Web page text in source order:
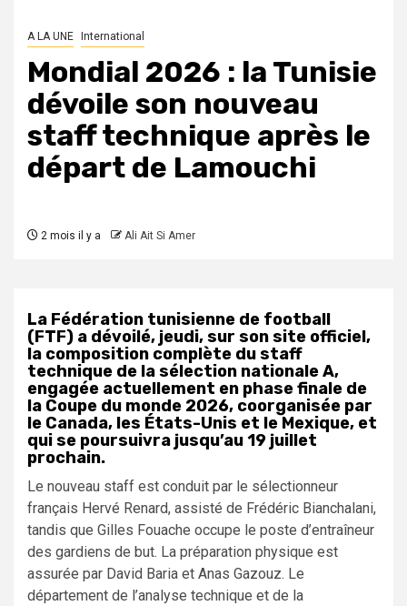
A LA UNE International
Mondial 2026 : la Tunisie
dévoile son nouveau
staff technique après le
départ de Lamouchi
2 mois il y a Ali Ait Si Amer
La Fédération tunisienne de football
(FTF) a dévoilé, jeudi, sur son site officiel,
la composition complète du staff
technique de la sélection nationale A,
engagée actuellement en phase finale de
la Coupe du monde 2026, coorganisée par
le Canada, les États-Unis et le Mexique, et
qui se poursuivra jusqu’au 19 juillet
prochain.
Le nouveau staff est conduit par le sélectionneur
français Hervé Renard, assisté de Frédéric Bianchalani,
tandis que Gilles Fouache occupe le poste d’entraîneur
des gardiens de but. La préparation physique est
assurée par David Baria et Anas Gazouz. Le
département de l’analyse technique et de la